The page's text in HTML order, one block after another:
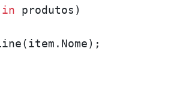
in produtos)